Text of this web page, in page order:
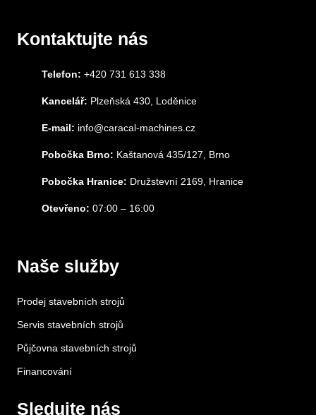
Kontaktujte nás
Telefon: +420 731 613 338
Kancelář: Plzeňská 430, Loděnice
E-mail: info@caracal-machines.cz
Pobočka Brno: Kaštanová 435/127, Brno
Pobočka Hranice: Družstevní 2169, Hranice
Otevřeno: 07:00 – 16:00
Naše služby
Prodej stavebních strojů
Servis stavebních strojů
Půjčovna stavebních strojů
Financování
Sledujte nás